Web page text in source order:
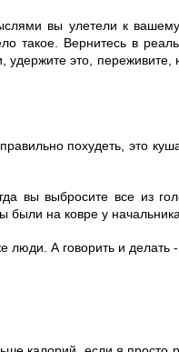
вы улетели к вашему
такое. Вернитесь в
удержите это, переживите,
похудеть, это
вы выбросите все из
были на ковре у
люди. А говорить и